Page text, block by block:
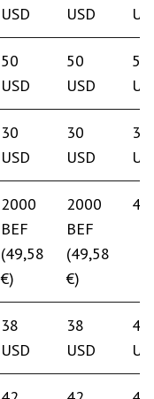
USD
USD
50
USD
50
USD
50
30
USD
30
USD
30
2000
BEF
(49,58
€)
2000
BEF
(49,58
€)
45
38
USD
38
USD
40